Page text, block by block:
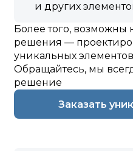
и других
Более того, возможны
решения —
уникальных
Обращайтесь, мы
решение
Заказать